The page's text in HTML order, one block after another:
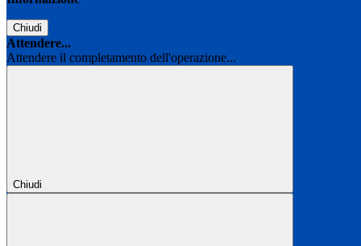
Chiudi
Attendere...
Attendere il completamento dell'operazione...
Chiudi